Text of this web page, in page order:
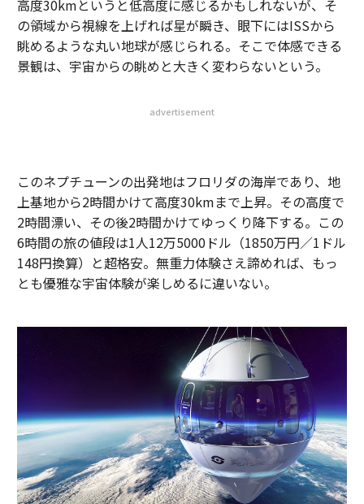
高度30kmというと低高度に感じるかもしれないが、そ
の領域から視線を上げれば星が瞬き、眼下にはISSから
眺めるような丸い地球が感じられる。そこで体感できる
景観は、宇宙からの眺めと大きく変わらないという。
advertisement
このネプチューンの出発地はフロリダの海岸であり、地
上基地から2時間かけて高度30kmまで上昇。その高度で
2時間漂い、その後2時間かけてゆっくり降下する。この
6時間の旅の値段は1人12万5000ドル（1850万円／1ドル
148円換算）と超格安。無重力体験さえ諦めれば、もっ
とも優雅な宇宙体験が楽しめるに違いない。